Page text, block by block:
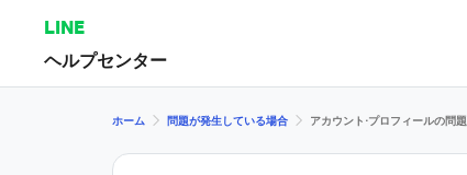
LINE
ヘルプセンター
ホーム 問題が発生している場合 アカウント⋅プロフィールの問題